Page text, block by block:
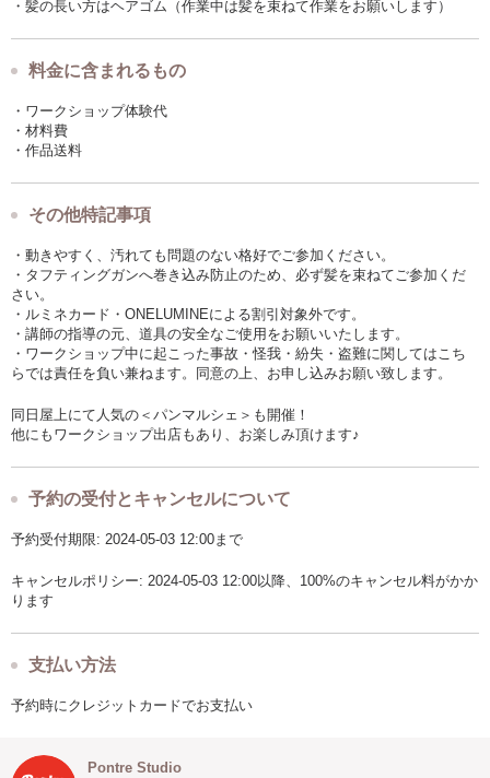
・髪の長い方はヘアゴム（作業中は髪を束ねて作業をお願いします）
料金に含まれるもの
・ワークショップ体験代
・材料費
・作品送料
その他特記事項
・動きやすく、汚れても問題のない格好でご参加ください。
・タフティングガンへ巻き込み防止のため、必ず髪を束ねてご参加くだ
さい。
・ルミネカード・ONELUMINEによる割引対象外です。
・講師の指導の元、道具の安全なご使用をお願いいたします。
・ワークショップ中に起こった事故・怪我・紛失・盗難に関してはこち
らでは責任を負い兼ねます。同意の上、お申し込みお願い致します。
同日屋上にて人気の＜パンマルシェ＞も開催！
他にもワークショップ出店もあり、お楽しみ頂けます♪
予約の受付とキャンセルについて
予約受付期限: 2024-05-03 12:00まで
キャンセルポリシー: 2024-05-03 12:00以降、100%のキャンセル料がかか
ります
支払い方法
予約時にクレジットカードでお支払い
Pontre Studio